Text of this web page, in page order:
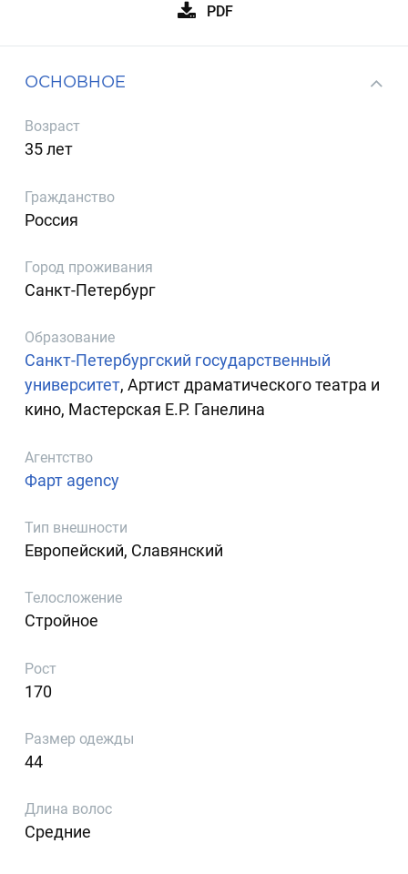
PDF
ОСНОВНОЕ
Возраст
35 лет
Гражданство
Россия
Город проживания
Санкт-Петербург
Образование
Санкт-Петербургский государственный
университет, Артист драматического театра и
кино, Мастерская Е.Р. Ганелина
Агентство
Фарт agency
Тип внешности
Европейский, Славянский
Телосложение
Стройное
Рост
170
Размер одежды
44
Длина волос
Средние